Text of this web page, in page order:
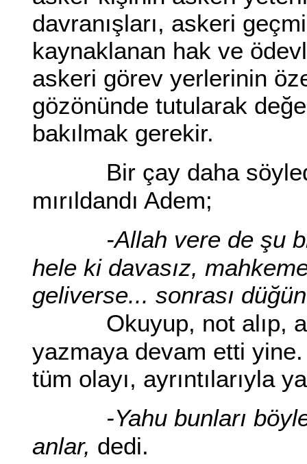
davranışları, askeri
kaynaklanan hak ve
askeri görev yerlerinin
gözönünde tutularak
bakılmak gerekir.
Bir çay daha
mırıldandı Adem;
-Allah vere de şu
hele ki davasız,
geliverse... sonrası
Okuyup, not alıp,
yazmaya devam etti
tüm olayı, ayrıntılarıyla
-Yahu bunları
anlar, dedi.